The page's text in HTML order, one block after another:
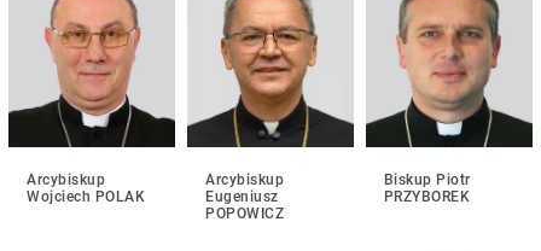
Arcybiskup
Wojciech POLAK
Arcybiskup
Eugeniusz
POPOWICZ
Biskup Piotr
PRZYBOREK